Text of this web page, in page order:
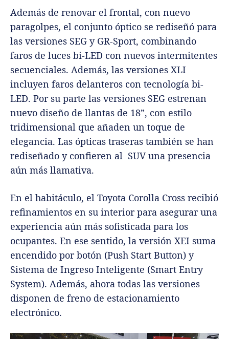
Además de renovar el frontal, con nuevo
paragolpes, el conjunto óptico se rediseñó para
las versiones SEG y GR-Sport, combinando
faros de luces bi-LED con nuevos intermitentes
secuenciales. Además, las versiones XLI
incluyen faros delanteros con tecnología bi-
LED. Por su parte las versiones SEG estrenan
nuevo diseño de llantas de 18”, con estilo
tridimensional que añaden un toque de
elegancia. Las ópticas traseras también se han
rediseñado y confieren al SUV una presencia
aún más llamativa.
En el habitáculo, el Toyota Corolla Cross recibió
refinamientos en su interior para asegurar una
experiencia aún más sofisticada para los
ocupantes. En ese sentido, la versión XEI suma
encendido por botón (Push Start Button) y
Sistema de Ingreso Inteligente (Smart Entry
System). Además, ahora todas las versiones
disponen de freno de estacionamiento
electrónico.